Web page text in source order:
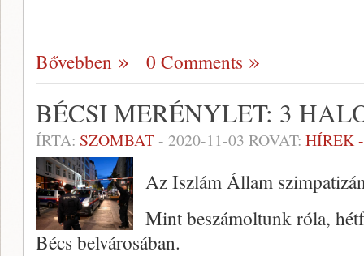
Bővebben 0 Comments
BÉCSI MERÉNYLET: 3
ÍRTA: SZOMBAT- 2020-11-03 ROVAT: HÍREK
Az Iszlám Állam
Mint beszámoltunk róla,
Bécs belvárosában.